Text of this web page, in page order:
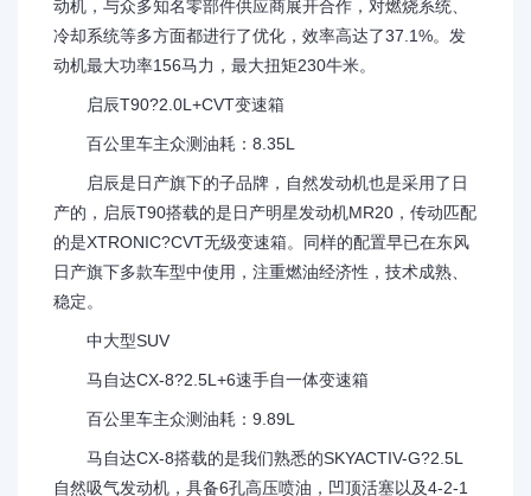
动机，与众多知名零部件供应商展开合作，对燃烧系统、
冷却系统等多方面都进行了优化，效率高达了37.1%。发
动机最大功率156马力，最大扭矩230牛米。
启辰T90?2.0L+CVT变速箱
百公里车主众测油耗：8.35L
启辰是日产旗下的子品牌，自然发动机也是采用了日
产的，启辰T90搭载的是日产明星发动机MR20，传动匹配
的是XTRONIC?CVT无级变速箱。同样的配置早已在东风
日产旗下多款车型中使用，注重燃油经济性，技术成熟、
稳定。
中大型SUV
马自达CX-8?2.5L+6速手自一体变速箱
百公里车主众测油耗：9.89L
马自达CX-8搭载的是我们熟悉的SKYACTIV-G?2.5L
自然吸气发动机，具备6孔高压喷油，凹顶活塞以及4-2-1